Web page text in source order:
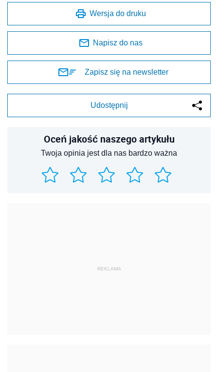
Wersja do druku
Napisz do nas
Zapisz się na newsletter
Udostępnij
Oceń jakość naszego artykułu
Twoja opinia jest dla nas bardzo ważna
REKLAMA